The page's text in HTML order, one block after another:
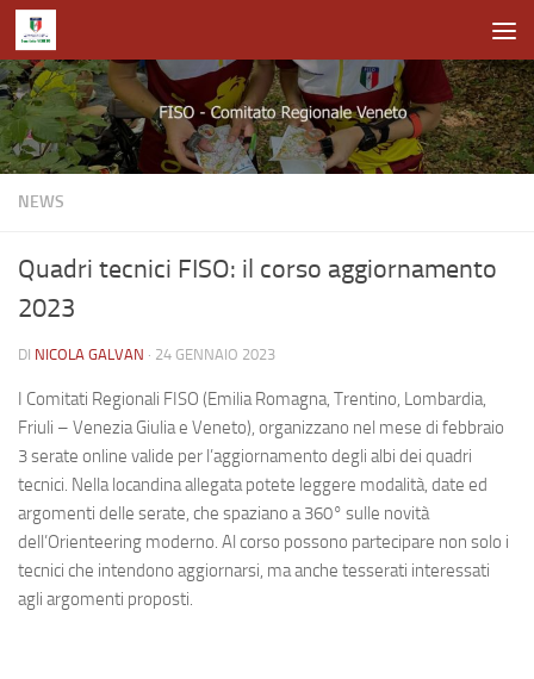
Salta al contenuto
NEWS
Quadri tecnici FISO: il corso aggiornamento
2023
DI NICOLA GALVAN · 24 GENNAIO 2023
I Comitati Regionali FISO (Emilia Romagna, Trentino, Lombardia,
Friuli – Venezia Giulia e Veneto), organizzano nel mese di febbraio
3 serate online valide per l’aggiornamento degli albi dei quadri
tecnici. Nella locandina allegata potete leggere modalità, date ed
argomenti delle serate, che spaziano a 360° sulle novità
dell’Orienteering moderno. Al corso possono partecipare non solo i
tecnici che intendono aggiornarsi, ma anche tesserati interessati
agli argomenti proposti.